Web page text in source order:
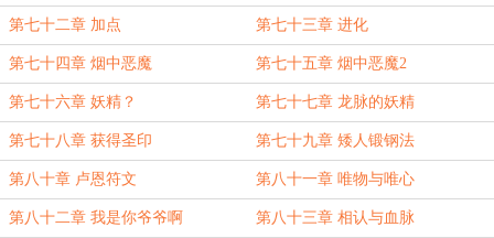
第七十二章 加点 第七十三章 进化
第七十四章 烟中恶魔 第七十五章 烟中恶魔2
第七十六章 妖精？ 第七十七章 龙脉的妖精
第七十八章 获得圣印 第七十九章 矮人锻钢法
第八十章 卢恩符文 第八十一章 唯物与唯心
第八十二章 我是你爷爷啊 第八十三章 相认与血脉